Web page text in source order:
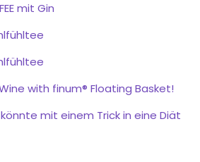
mit Gin
with finum® Floating Basket!
mit einem Trick in eine Diät